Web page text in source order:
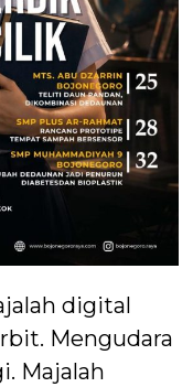
digital
Mengudara
Majalah